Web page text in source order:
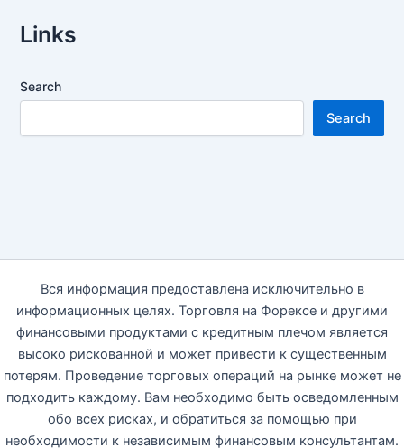
Links
Search
Search
Вся информация предоставлена исключительно в
информационных целях. Торговля на Форексе и другими
финансовыми продуктами с кредитным плечом является
высоко рискованной и может привести к существенным
потерям. Проведение торговых операций на рынке может не
подходить каждому. Вам необходимо быть осведомленным
обо всех рисках, и обратиться за помощью при
необходимости к независимым финансовым консультантам.